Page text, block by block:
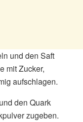
und den Saft
mit Zucker,
aufschlagen.
den Quark
zugeben.